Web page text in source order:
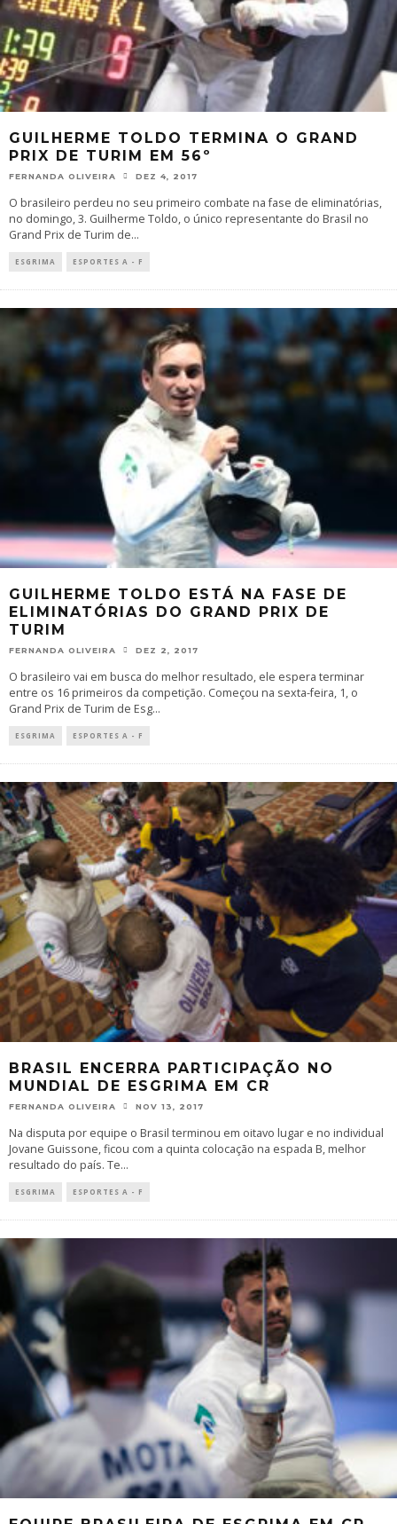
GUILHERME TOLDO TERMINA O GRAND
PRIX DE TURIM EM 56º
FERNANDA OLIVEIRA DEZ 4, 2017
O brasileiro perdeu no seu primeiro combate na fase de eliminatórias,
no domingo, 3. Guilherme Toldo, o único representante do Brasil no
Grand Prix de Turim de...
ESGRIMA ESPORTES A - F
GUILHERME TOLDO ESTÁ NA FASE DE
ELIMINATÓRIAS DO GRAND PRIX DE
TURIM
FERNANDA OLIVEIRA DEZ 2, 2017
O brasileiro vai em busca do melhor resultado, ele espera terminar
entre os 16 primeiros da competição. Começou na sexta-feira, 1, o
Grand Prix de Turim de Esg...
ESGRIMA ESPORTES A - F
BRASIL ENCERRA PARTICIPAÇÃO NO
MUNDIAL DE ESGRIMA EM CR
FERNANDA OLIVEIRA NOV 13, 2017
Na disputa por equipe o Brasil terminou em oitavo lugar e no individual
Jovane Guissone, ficou com a quinta colocação na espada B, melhor
resultado do país. Te...
ESGRIMA ESPORTES A - F